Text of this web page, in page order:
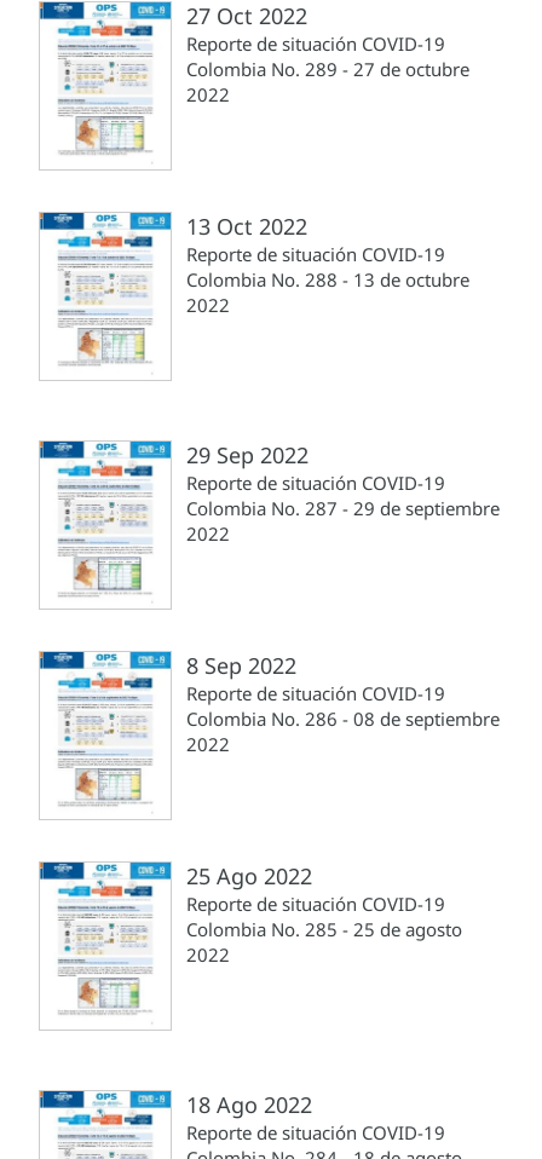
27 Oct 2022
Reporte de situación COVID-19
Colombia No. 289 - 27 de octubre
2022
13 Oct 2022
Reporte de situación COVID-19
Colombia No. 288 - 13 de octubre
2022
29 Sep 2022
Reporte de situación COVID-19
Colombia No. 287 - 29 de septiembre
2022
8 Sep 2022
Reporte de situación COVID-19
Colombia No. 286 - 08 de septiembre
2022
25 Ago 2022
Reporte de situación COVID-19
Colombia No. 285 - 25 de agosto
2022
18 Ago 2022
Reporte de situación COVID-19